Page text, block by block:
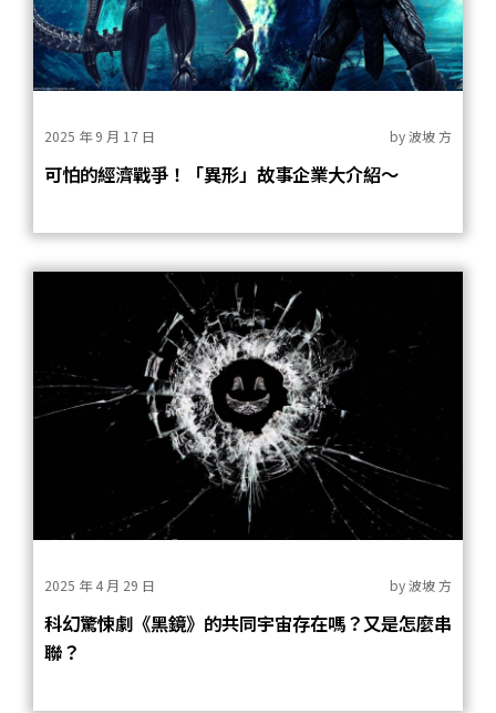
2025 年 9 月 17 日 by波坡 方
可怕的經濟戰爭！「異形」故事企業大介紹～
2025 年 4 月 29 日 by波坡 方
科幻驚悚劇《黑鏡》的共同宇宙存在嗎？又是怎麼串
聯？